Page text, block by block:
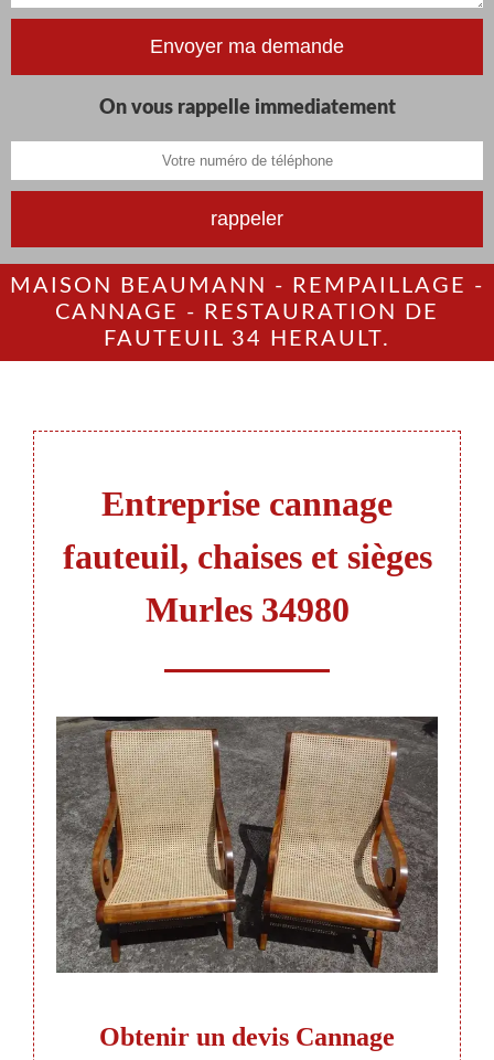
On vous rappelle immediatement
MAISON BEAUMANN - REMPAILLAGE -
CANNAGE - RESTAURATION DE
FAUTEUIL 34 HERAULT.
Entreprise cannage
fauteuil, chaises et sièges
Murles 34980
Obtenir un devis Cannage
Le